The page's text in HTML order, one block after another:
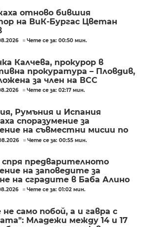
отново бившия
на ВиК-Бургас Цветан
Чете се за: 00:50 мин.
Калчева, прокурор в
прокуратура – Пловдив,
за член на ВСС
Чете се за: 02:17 мин.
Румъния и Испания
споразумение за
на съвместни мисии по
на въздушното
Чете се за: 00:55 мин.
предварителното
на заповедите за
на сградите в Баба Алино
Чете се за: 01:02 мин.
не само побой, а и гавра с
Младежи между 14 и 17